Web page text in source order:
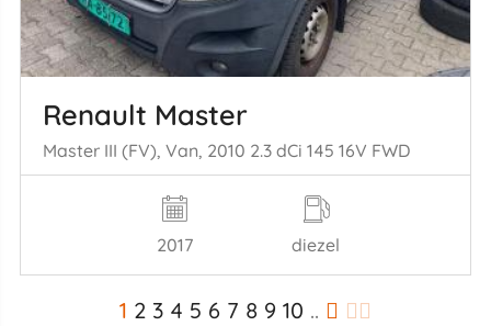
Renault Master
Master III (FV), Van, 2010 2.3 dCi 145 16V FWD
2017 diezel
1 2 3 4 5 6 7 8 9 10 ..